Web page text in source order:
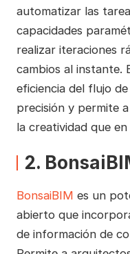
automatizar las
capacidades
realizar iteraciones
cambios al instante.
eficiencia del flujo
precisión y permite
la creatividad que
2.
BonsaiBIM es un
abierto que
de información de